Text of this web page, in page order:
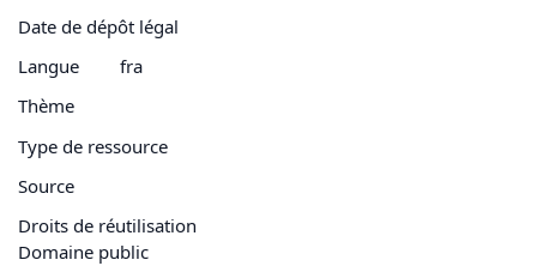
Date de dépôt légal
Langue
fra
Thème
Type de ressource
Source
Droits de réutilisation
Domaine public